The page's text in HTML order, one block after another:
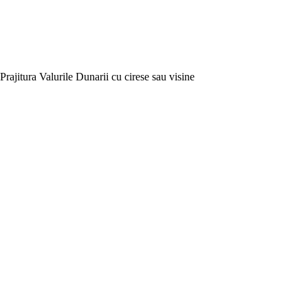
Prajitura Valurile Dunarii cu cirese sau visine